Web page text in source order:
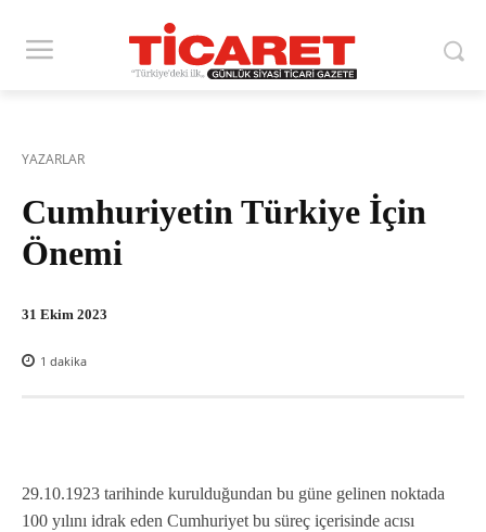
YAZARLAR
Cumhuriyetin Türkiye İçin
Önemi
31 Ekim 2023
1 dakika
29.10.1923 tarihinde kurulduğundan bu güne gelinen noktada
100 yılını idrak eden Cumhuriyet bu süreç içerisinde acısı